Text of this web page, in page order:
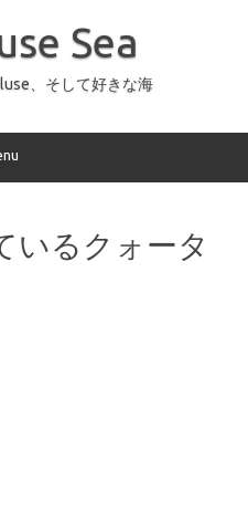
Sea
、そして好きな海
いるクォータ